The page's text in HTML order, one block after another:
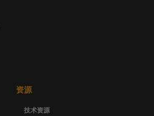
资源
技术资源